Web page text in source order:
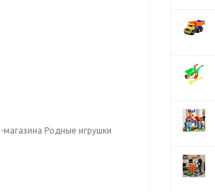
магазина Родные игрушки